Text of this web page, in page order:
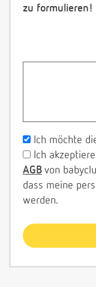
zu formulieren!
Ich möchte
Ich
AGB von
dass meine
werden.